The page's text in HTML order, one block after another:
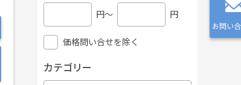
お問い
円〜 円
価格問い合せを除く
カテゴリー